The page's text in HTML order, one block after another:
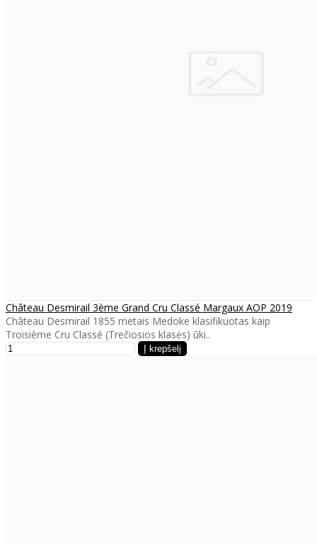
Château Desmirail 3ème Grand Cru Classé Margaux AOP 2019
Château Desmirail 1855 metais Medoke klasifikuotas kaip
Troisième Cru Classé (Trečiosios klasės) ūki..